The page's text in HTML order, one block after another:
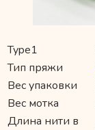
Type1
Тип пряжи
Вес упаковки
Вес мотка
Длина нити в